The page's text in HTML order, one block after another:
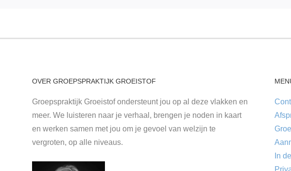
OVER GROEPSPRAKTIJK GROEISTOF
Groepspraktijk Groeistof ondersteunt jou op al deze vlakken en
meer. We luisteren naar je verhaal, brengen je noden in kaart
en werken samen met jou om je gevoel van welzijn te
vergroten, op alle niveaus.
In